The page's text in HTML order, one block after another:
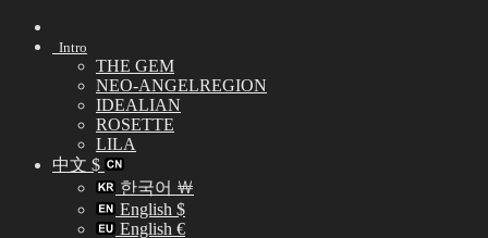
Skip
Intro
THE GEM
NEO-ANGELREGION
IDEALIAN
ROSETTE
LILA
中文 $
한국어 ￦
English $
English €